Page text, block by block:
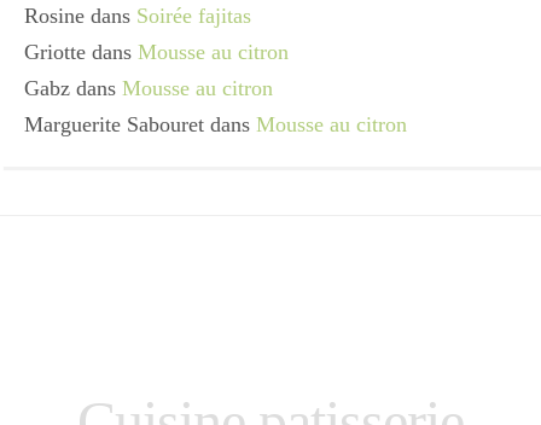
Rosine dans Soirée fajitas
Griotte dans Mousse au citron
Gabz dans Mousse au citron
Marguerite Sabouret dans Mousse au citron